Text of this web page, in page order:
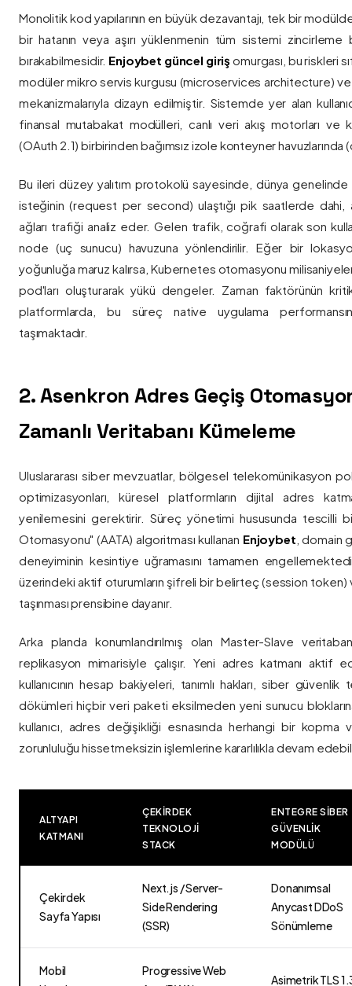
Monolitik kod yapılarının en büyük dezavantajı, tek bir
bir hatanın veya aşırı yüklenmenin tüm sistemi zincirleme
bırakabilmesidir. Enjoybet güncel giriş omurgası, bu riskleri
modüler mikro servis kurgusu (microservices architecture)
mekanizmalarıyla dizayn edilmiştir. Sistemde yer alan
finansal mutabakat modülleri, canlı veri akış motorları ve
(OAuth 2.1) birbirinden bağımsız izole konteyner havuzlarında
Bu ileri düzey yalıtım protokolü sayesinde, dünya genelinde
isteğinin (request per second) ulaştığı pik saatlerde dahi,
ağları trafiği analiz eder. Gelen trafik, coğrafi olarak son
node (uç sunucu) havuzuna yönlendirilir. Eğer bir
yoğunluğa maruz kalırsa, Kubernetes otomasyonu
pod'ları oluşturarak yükü dengeler. Zaman faktörünün
platformlarda, bu süreç native uygulama
taşımaktadır.
2. Asenkron Adres Geçiş
Zamanlı Veritabanı Kümeleme
Uluslararası siber mevzuatlar, bölgesel telekomünikasyon
optimizasyonları, küresel platformların dijital adres
yenilemesini gerektirir. Süreç yönetimi hususunda tescilli
Otomasyonu" (AATA) algoritması kullanan Enjoybet , domain
deneyiminin kesintiye uğramasını tamamen
üzerindeki aktif oturumların şifreli bir belirteç (session token)
taşınması prensibine dayanır.
Arka planda konumlandırılmış olan Master-Slave
replikasyon mimarisiyle çalışır. Yeni adres katmanı aktif
kullanıcının hesap bakiyeleri, tanımlı hakları, siber
dökümleri hiçbir veri paketi eksilmeden yeni sunucu
kullanıcı, adres değişikliği esnasında herhangi bir
zorunluluğu hissetmeksizin işlemlerine kararlılıkla devam
ALTYAPI
KATMANI
ÇEKIRDEK
TEKNOLOJI
STACK
ENTEGRE SIBER
GÜVENLIK
MODÜLÜ
Çekirdek
Sayfa Yapısı
Next.js / Server-
Side Rendering
(SSR)
Donanımsal
Anycast DDoS
Sönümleme
Mobil
Progressive Web
Asimetrik TLS